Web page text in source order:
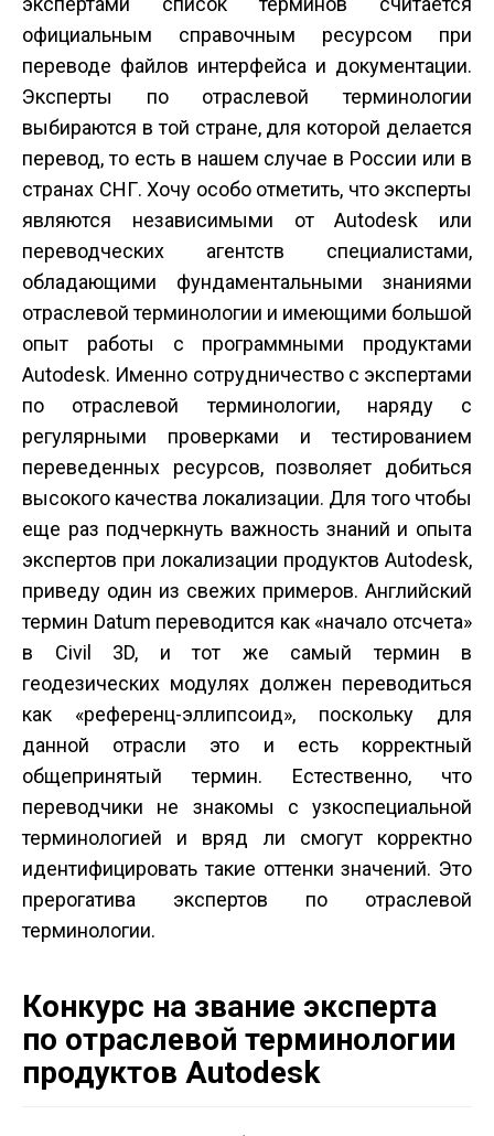
официальным справочным ресурсом при
переводе файлов интерфейса и документации.
Эксперты по отраслевой терминологии
выбираются в той стране, для которой делается
перевод, то есть в нашем случае в России или в
странах СНГ. Хочу особо отметить, что эксперты
являются независимыми от Autodesk или
переводческих агентств специалистами,
обладающими фундаментальными знаниями
отраслевой терминологии и имеющими большой
опыт работы с программными продуктами
Autodesk. Именно сотрудничество с экспертами
по отраслевой терминологии, наряду с
регулярными проверками и тестированием
переведенных ресурсов, позволяет добиться
высокого качества локализации. Для того чтобы
еще раз подчеркнуть важность знаний и опыта
экспертов при локализации продуктов Autodesk,
приведу один из свежих примеров. Английский
термин Datum переводится как «начало отсчета»
в Civil 3D, и тот же самый термин в
геодезических модулях должен переводиться
как «референц-эллипсоид», поскольку для
данной отрасли это и есть корректный
общепринятый термин. Естественно, что
переводчики не знакомы с узкоспециальной
терминологией и вряд ли смогут корректно
идентифицировать такие оттенки значений. Это
прерогатива экспертов по отраслевой
терминологии.
Конкурс на звание эксперта
по отраслевой терминологии
продуктов Autodesk